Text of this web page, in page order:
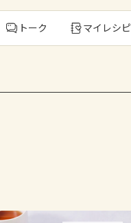
トーク マイレシピ